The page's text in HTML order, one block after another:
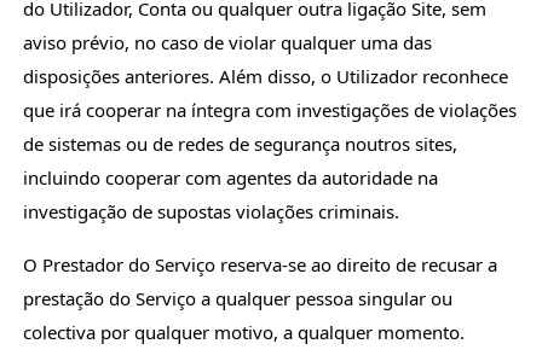
do Utilizador, Conta ou qualquer outra ligação Site, sem
aviso prévio, no caso de violar qualquer uma das
disposições anteriores. Além disso, o Utilizador reconhece
que irá cooperar na íntegra com investigações de violações
de sistemas ou de redes de segurança noutros sites,
incluindo cooperar com agentes da autoridade na
investigação de supostas violações criminais.
O Prestador do Serviço reserva-se ao direito de recusar a
prestação do Serviço a qualquer pessoa singular ou
colectiva por qualquer motivo, a qualquer momento.